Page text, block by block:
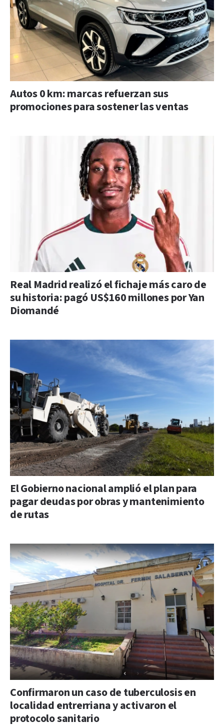
Autos 0 km: marcas refuerzan sus
promociones para sostener las ventas
Real Madrid realizó el fichaje más caro de
su historia: pagó US$160 millones por Yan
Diomandé
El Gobierno nacional amplió el plan para
pagar deudas por obras y mantenimiento
de rutas
Confirmaron un caso de tuberculosis en
localidad entrerriana y activaron el
protocolo sanitario